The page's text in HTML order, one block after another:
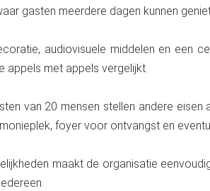
gasten meerdere dagen kunnen
audiovisuele middelen en een
appels met appels vergelijkt.
van 20 mensen stellen andere
foyer voor ontvangst en
maakt de organisatie